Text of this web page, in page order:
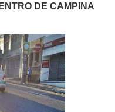
DE CAMPINA